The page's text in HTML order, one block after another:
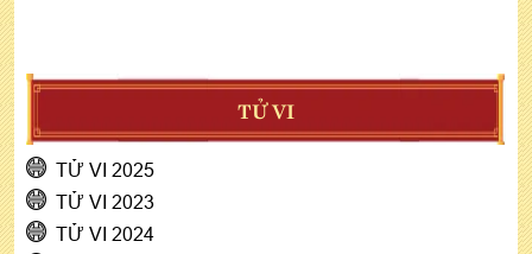
TỬ VI
TỬ VI 2025
TỬ VI 2023
TỬ VI 2024